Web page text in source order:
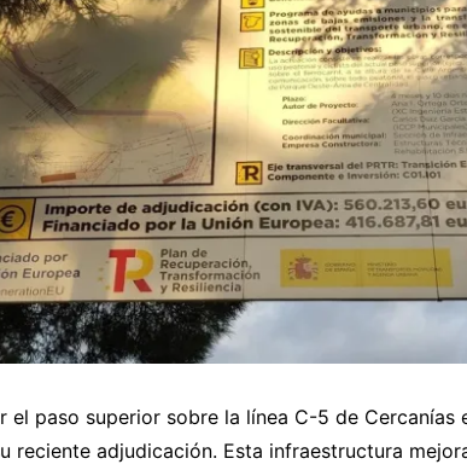
el paso superior sobre la línea C-5 de Cercanías
reciente adjudicación. Esta infraestructura